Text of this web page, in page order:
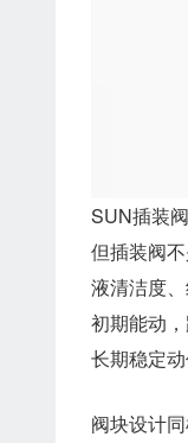
SUN插装阀
但插装阀
液清洁度
初期能动
长期稳定动
阀块设计